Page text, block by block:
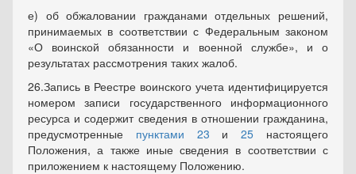
е) об обжаловании гражданами отдельных решений,
принимаемых в соответствии с Федеральным законом
«О воинской обязанности и военной службе», и о
результатах рассмотрения таких жалоб.
26.Запись в Реестре воинского учета идентифицируется
номером записи государственного информационного
ресурса и содержит сведения в отношении гражданина,
предусмотренные пунктами 23 и25 настоящего
Положения, а также иные сведения в соответствии с
приложением к настоящему Положению.